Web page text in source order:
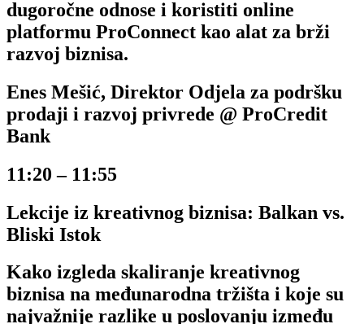
dugoročne odnose i koristiti online
platformu ProConnect kao alat za brži
razvoj biznisa.
Enes Mešić, Direktor Odjela za podršku
prodaji i razvoj privrede @ ProCredit
Bank
11:20 – 11:55
Lekcije iz kreativnog biznisa: Balkan vs.
Bliski Istok
Kako izgleda skaliranje kreativnog
biznisa na međunarodna tržišta i koje su
najvažnije razlike u poslovanju između